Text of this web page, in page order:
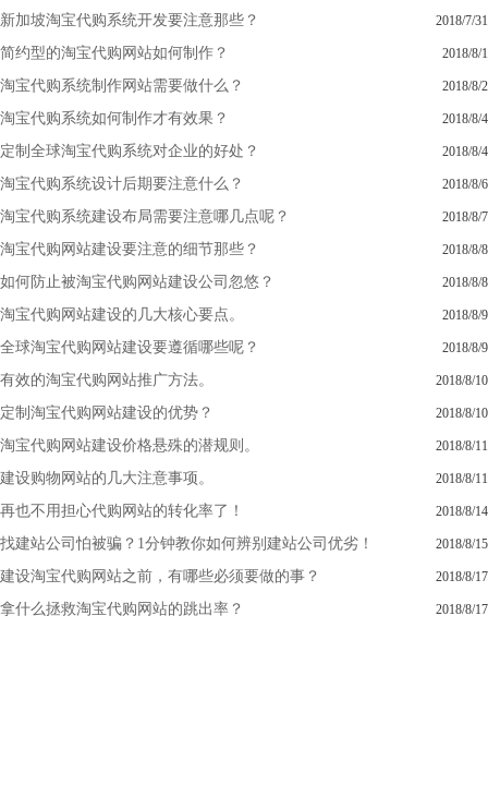
新加坡淘宝代购系统开发要注意那些？ 2018/7/31
简约型的淘宝代购网站如何制作？ 2018/8/1
淘宝代购系统制作网站需要做什么？ 2018/8/2
淘宝代购系统如何制作才有效果？ 2018/8/4
定制全球淘宝代购系统对企业的好处？ 2018/8/4
淘宝代购系统设计后期要注意什么？ 2018/8/6
淘宝代购系统建设布局需要注意哪几点呢？ 2018/8/7
淘宝代购网站建设要注意的细节那些？ 2018/8/8
如何防止被淘宝代购网站建设公司忽悠？ 2018/8/8
淘宝代购网站建设的几大核心要点。 2018/8/9
全球淘宝代购网站建设要遵循哪些呢？ 2018/8/9
有效的淘宝代购网站推广方法。 2018/8/10
定制淘宝代购网站建设的优势？ 2018/8/10
淘宝代购网站建设价格悬殊的潜规则。 2018/8/11
建设购物网站的几大注意事项。 2018/8/11
再也不用担心代购网站的转化率了！ 2018/8/14
找建站公司怕被骗？1分钟教你如何辨别建站公司优劣！ 2018/8/15
建设淘宝代购网站之前，有哪些必须要做的事？ 2018/8/17
拿什么拯救淘宝代购网站的跳出率？ 2018/8/17